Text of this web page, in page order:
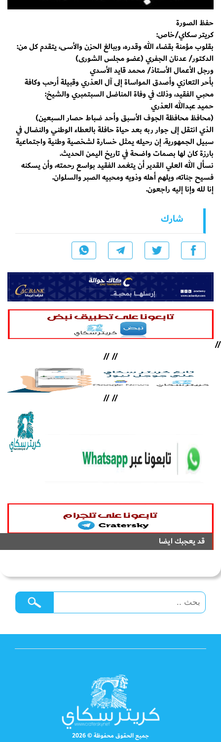
حفظ الصورة
كريتر سكاي/خاص:
بقلوب مؤمنة بقضاء الله وقدره، وببالغ الحزن والأسى، يتقدم كل من:
​الدكتور/ عدنان الجفري (عضو مجلس الشورى)
​ورجل الأعمال الأستاذ/ محمد قايد الأسدي
​بأحر التعازي وأصدق المواساة إلى آل العذري وقبيلة أرحب وكافة
محبي الفقيد، وذلك في وفاة المناضل السبتمبري والشيخ:
​حميد عبدالله العذري
​(محافظ محافظة الجوف الأسبق وأحد ضباط حصار السبعين)
​الذي انتقل إلى جوار ربه بعد حياة حافلة بالعطاء الوطني والنضال في
سبيل الجمهورية. إن رحيله يمثل خسارة لشخصية وطنية واجتماعية
بارزة كان لها بصمات واضحة في تاريخ اليمن الحديث.
​نسأل الله العلي القدير أن يتغمد الفقيد بواسع رحمته، وأن يسكنه
فسيح جناته، ويلهم أهله وذويه ومحبيه الصبر والسلوان.
​إنا لله وإنا إليه راجعون.
شارك
//
//
//
//
//
قد يعجبك ايضا
جميع الحقوق محفوظة © 2026